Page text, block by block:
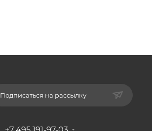
Подписаться на рассылку